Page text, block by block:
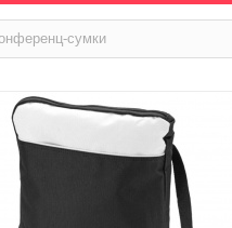
сумки